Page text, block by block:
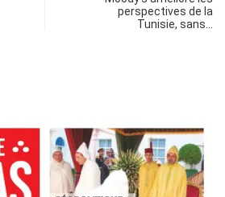
perspectives de la
Tunisie, sans…